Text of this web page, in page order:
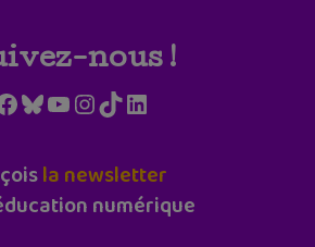
nous !
Bluesky
YouTube
Instagram
TikTokLinkedIn
la newsletter
numérique